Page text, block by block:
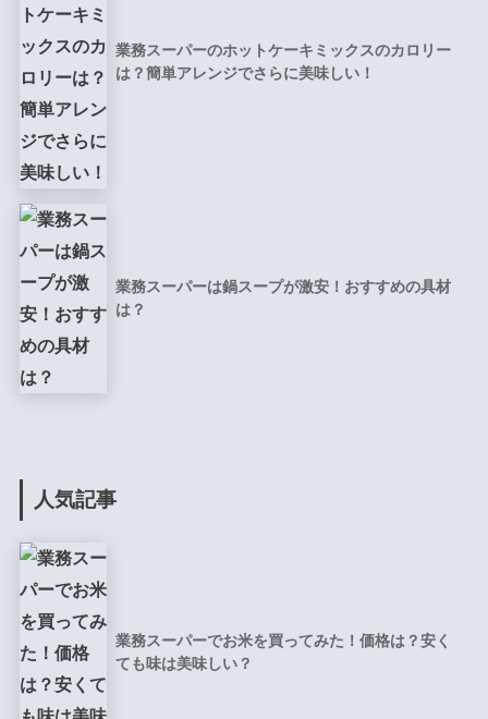
業務スーパーのホットケーキミックスのカロリー
は？簡単アレンジでさらに美味しい！
業務スーパーは鍋スープが激安！おすすめの具材
は？
人気記事
業務スーパーでお米を買ってみた！価格は？安く
ても味は美味しい？